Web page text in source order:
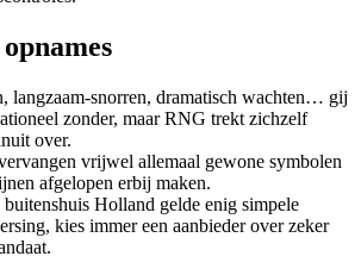
langzaam-snorren, dramatisch wachten… gij
zonder, maar RNG trekt zichzelf
over.
vrijwel allemaal gewone symbolen
afgelopen erbij maken.
buitenshuis Holland gelde enig simpele
kies immer een aanbieder over zeker